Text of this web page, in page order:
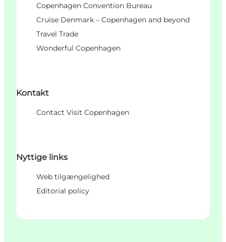
Copenhagen Convention Bureau
Cruise Denmark – Copenhagen and beyond
Travel Trade
Wonderful Copenhagen
Kontakt
Contact Visit Copenhagen
Nyttige links
Web tilgængelighed
Editorial policy